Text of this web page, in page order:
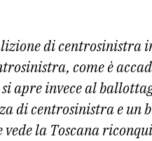
di
come è
apre invece al
di centrosinistra e
la Toscana